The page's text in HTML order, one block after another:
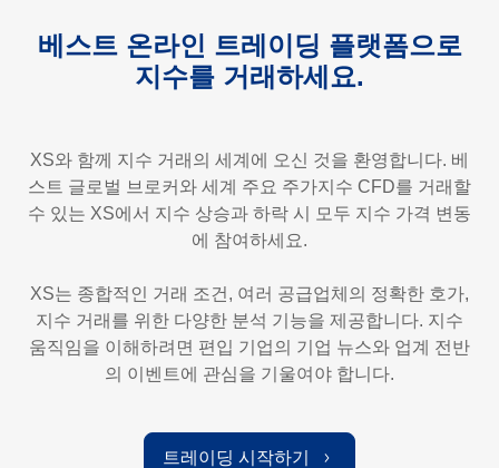
베스트 온라인 트레이딩 플랫폼으로
지수를 거래하세요.
XS와 함께 지수 거래의 세계에 오신 것을 환영합니다. 베
스트 글로벌 브로커와 세계 주요 주가지수 CFD를 거래할
수 있는 XS에서 지수 상승과 하락 시 모두 지수 가격 변동
에 참여하세요.
XS는 종합적인 거래 조건, 여러 공급업체의 정확한 호가,
지수 거래를 위한 다양한 분석 기능을 제공합니다. 지수
움직임을 이해하려면 편입 기업의 기업 뉴스와 업계 전반
의 이벤트에 관심을 기울여야 합니다.
트레이딩 시작하기